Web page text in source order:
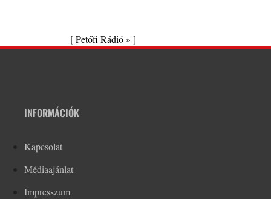
[Petőfi Rádió » ]
INFORMÁCIÓK
Kapcsolat
Médiaajánlat
Impresszum